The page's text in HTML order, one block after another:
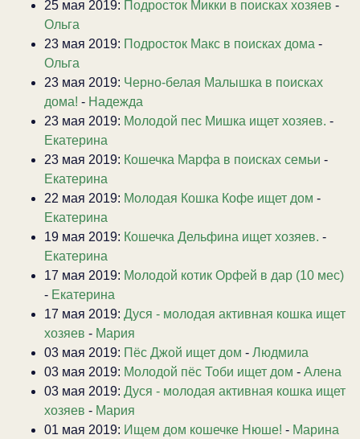
25 мая 2019: Подросток Микки в поисках хозяев -
Ольга
23 мая 2019: Подросток Макс в поисках дома -
Ольга
23 мая 2019: Черно-белая Малышка в поисках
дома! - Надежда
23 мая 2019: Молодой пес Мишка ищет хозяев. -
Екатерина
23 мая 2019: Кошечка Марфа в поисках семьи -
Екатерина
22 мая 2019: Молодая Кошка Кофе ищет дом -
Екатерина
19 мая 2019: Кошечка Дельфина ищет хозяев. -
Екатерина
17 мая 2019: Молодой котик Орфей в дар (10 мес)
- Екатерина
17 мая 2019: Дуся - молодая активная кошка ищет
хозяев - Мария
03 мая 2019: Пёс Джой ищет дом - Людмила
03 мая 2019: Молодой пёс Тоби ищет дом - Алена
03 мая 2019: Дуся - молодая активная кошка ищет
хозяев - Мария
01 мая 2019: Ищем дом кошечке Нюше! - Марина